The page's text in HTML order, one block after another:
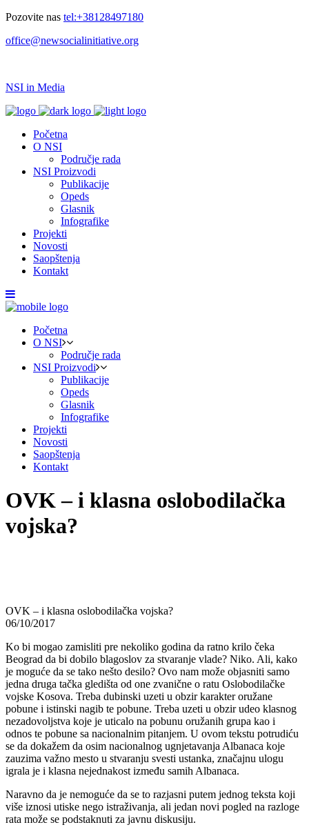
Pozovite nas tel:+38128497180
office@newsocialinitiative.org
NSI in Media
Početna
O NSI
Područje rada
NSI Proizvodi
Publikacije
Opeds
Glasnik
Infografike
Projekti
Novosti
Saopštenja
Kontakt
Početna
O NSI
Područje rada
NSI Proizvodi
Publikacije
Opeds
Glasnik
Infografike
Projekti
Novosti
Saopštenja
Kontakt
OVK – i klasna oslobodilačka
vojska?
OVK – i klasna oslobodilačka vojska?
06/10/2017
Ko bi mogao zamisliti pre nekoliko godina da ratno krilo čeka
Beograd da bi dobilo blagoslov za stvaranje vlade? Niko. Ali, kako
je moguće da se tako nešto desilo? Ovo nam može objasniti samo
jedna druga tačka gledišta od one zvanične o ratu Oslobodilačke
vojske Kosova. Treba dubinski uzeti u obzir karakter oružane
pobune i istinski nagib te pobune. Treba uzeti u obzir udeo klasnog
nezadovoljstva koje je uticalo na pobunu oružanih grupa kao i
odnos te pobune sa nacionalnim pitanjem. U ovom tekstu potrudiću
se da dokažem da osim nacionalnog ugnjetavanja Albanaca koje
zauzima važno mesto u stvaranju svesti ustanka, značajnu ulogu
igrala je i klasna nejednakost između samih Albanaca.
Naravno da je nemoguće da se to razjasni putem jednog teksta koji
više iznosi utiske nego istraživanja, ali jedan novi pogled na razloge
rata može se podstaknuti za javnu diskusiju.